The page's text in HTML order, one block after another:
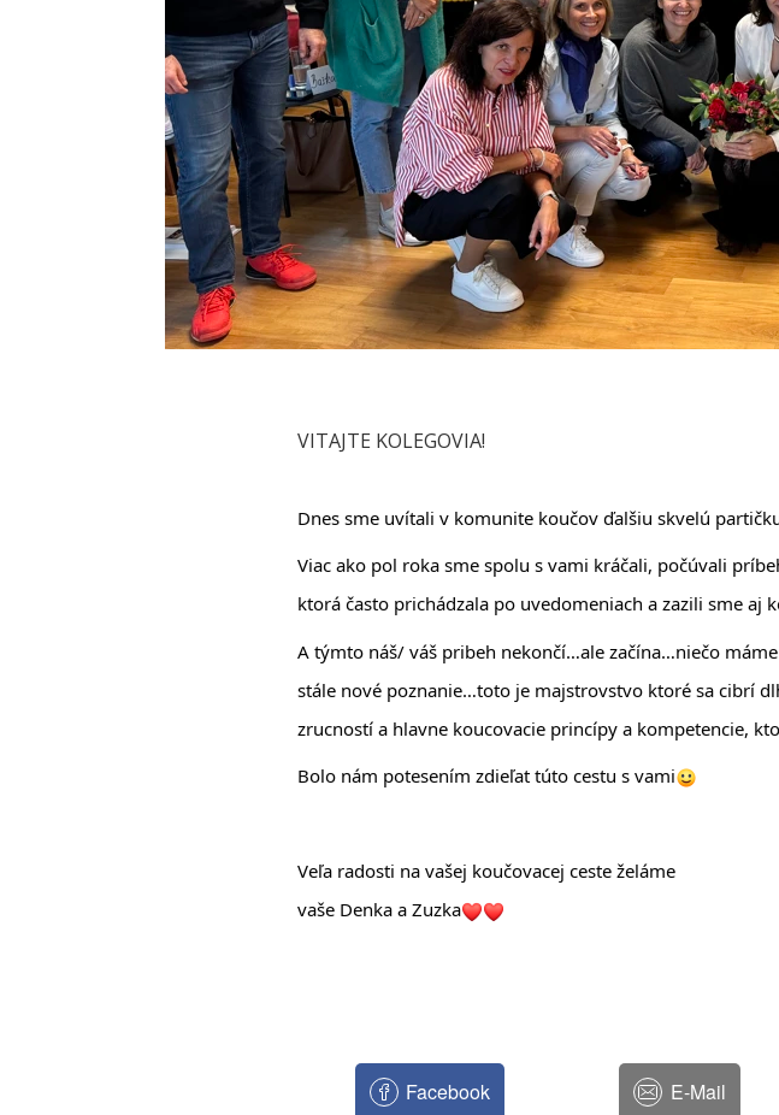
VITAJTE KOLEGOVIA!
Dnes sme uvítali v komunite koučov ďalšiu skvelú
Viac ako pol roka sme spolu s vami kráčali, počúvali
ktorá často prichádzala po uvedomeniach a zazili sme aj
A týmto náš/ váš pribeh nekončí…ale začína…niečo
stále nové poznanie…toto je majstrovstvo ktoré sa cibrí
zrucností a hlavne koucovacie princípy a kompetencie,
Bolo nám potesením zdieľat túto cestu s vami
Veľa radosti na vašej koučovacej ceste želáme
vaše Denka a Zuzka
Facebook E-Mail